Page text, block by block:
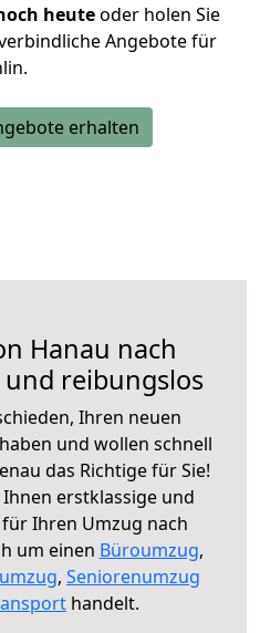
heuteoder holen Sie
Angebote für
erhalten
Hanau nach
reibungslos
Ihren neuen
und wollen schnell
das Richtige für Sie!
erstklassige und
Ihren Umzug nach
um einen Büroumzug,
, Seniorenumzug
handelt.